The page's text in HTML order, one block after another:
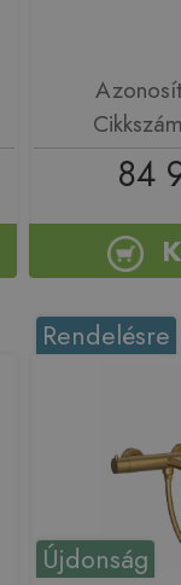
84
Újdonság
Rendelésre